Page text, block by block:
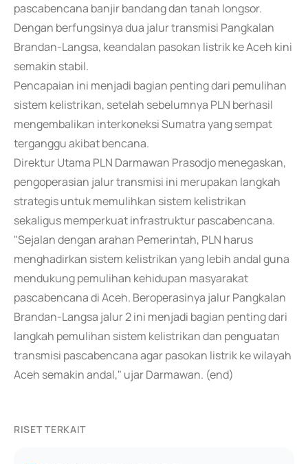
pascabencana banjir bandang dan tanah longsor.
Dengan berfungsinya dua jalur transmisi Pangkalan
Brandan-Langsa, keandalan pasokan listrik ke Aceh kini
semakin stabil.
Pencapaian ini menjadi bagian penting dari pemulihan
sistem kelistrikan, setelah sebelumnya PLN berhasil
mengembalikan interkoneksi Sumatra yang sempat
terganggu akibat bencana.
Direktur Utama PLN Darmawan Prasodjo menegaskan,
pengoperasian jalur transmisi ini merupakan langkah
strategis untuk memulihkan sistem kelistrikan
sekaligus memperkuat infrastruktur pascabencana.
"Sejalan dengan arahan Pemerintah, PLN harus
menghadirkan sistem kelistrikan yang lebih andal guna
mendukung pemulihan kehidupan masyarakat
pascabencana di Aceh. Beroperasinya jalur Pangkalan
Brandan-Langsa jalur 2 ini menjadi bagian penting dari
langkah pemulihan sistem kelistrikan dan penguatan
transmisi pascabencana agar pasokan listrik ke wilayah
Aceh semakin andal," ujar Darmawan. (end)
RISET TERKAIT